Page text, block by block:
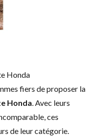
Honda
fiers de proposer la
Honda. Avec leurs
ces
de leur catégorie.